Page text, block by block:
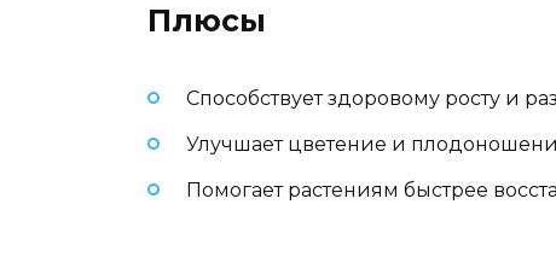
Плюсы
Способствует здоровому росту и
Улучшает цветение и
Помогает растениям быстрее